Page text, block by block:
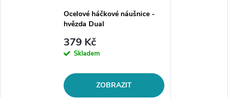
Ocelové háčkové náušnice -
hvězda Dual
379 Kč
Skladem
ZOBRAZIT